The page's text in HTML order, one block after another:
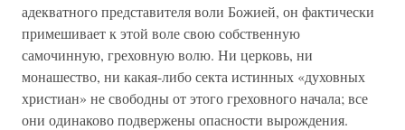
адекватного представителя воли Божией, он фактически
примешивает к этой воле свою собственную
самочинную, греховную волю. Ни церковь, ни
монашество, ни какая-либо секта истинных «духовных
христиан» не свободны от этого греховного начала; все
они одинаково подвержены опасности вырождения.